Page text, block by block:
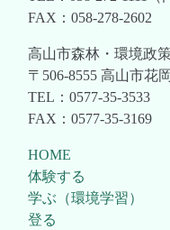
FAX：058-278-2602
高山市森林・環境政
〒506-8555 高山市花
TEL：0577-35-3533
FAX：0577-35-3169
HOME
体験する
学ぶ（環境学習）
登る